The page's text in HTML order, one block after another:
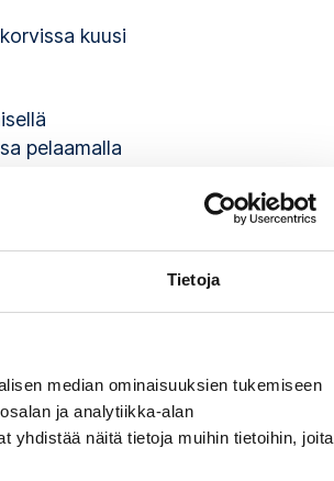
Tietoja
median ominaisuuksien tukemiseen
ja analytiikka-alan
yhdistää näitä tietoja muihin tietoihin, joita
kuusi
pelaamalla
ei
isänmaan
hankki